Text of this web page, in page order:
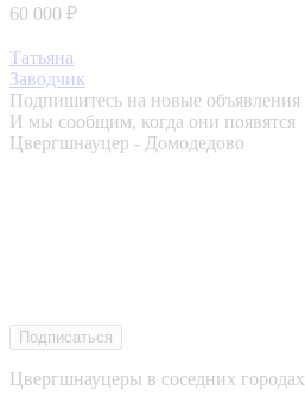
60 000 ₽
Татьяна
Заводчик
Подпишитесь на новые объявления
И мы сообщим, когда они появятся
Цвергшнауцер - Домодедово
Подписаться
Цвергшнауцеры в соседних городах